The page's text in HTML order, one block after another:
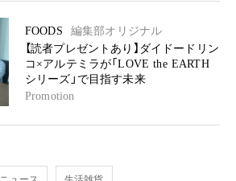
FOODS
編集部オリジナル
【読者プレゼントあり】ダイドードリン
コ×アルテミラが「LOVE the EARTH
シリーズ」で目指す未来
Promotion